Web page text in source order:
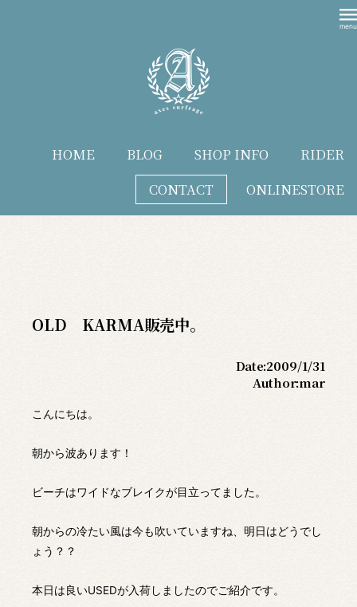
HOME BLOG SHOP INFO
RIDER
CONTACT
ONLINESTORE
OLD KARMA販売中。
Date:2009/1/31
Author:mar
こんにちは。
朝から波あります！
ビーチはワイドなブレイクが目立ってました。
朝からの冷たい風は今も吹いていますね、明日はどうでし
ょう？？
本日は良いUSEDが入荷しましたのでご紹介です。